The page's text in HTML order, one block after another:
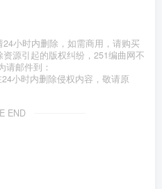
小时内删除，如需商用，请购买
源引起的版权纠纷，251编曲网不
请邮件到：
小时内删除侵权内容，敬请原
END